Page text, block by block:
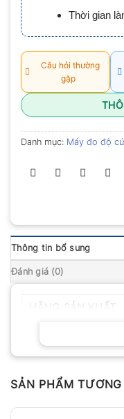
Thời gian
Câu hỏi thường
gặp
Danh mục: Máy đo độ
Thông tin bổ sung
Đánh giá (0)
SẢN PHẨM